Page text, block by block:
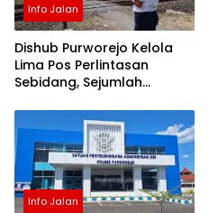
berita
terkini
purworejo
Info Jalan
Dishub Purworejo Kelola
Lima Pos Perlintasan
Sebidang, Sejumlah
Direncanakan Ditutup dan
Ditingkatkan
Keselamatannya
Info Jalan